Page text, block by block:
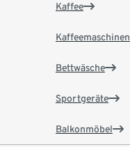
Kaffee
Kaffeemaschinen
Bettwäsche
Sportgeräte
Balkonmöbel